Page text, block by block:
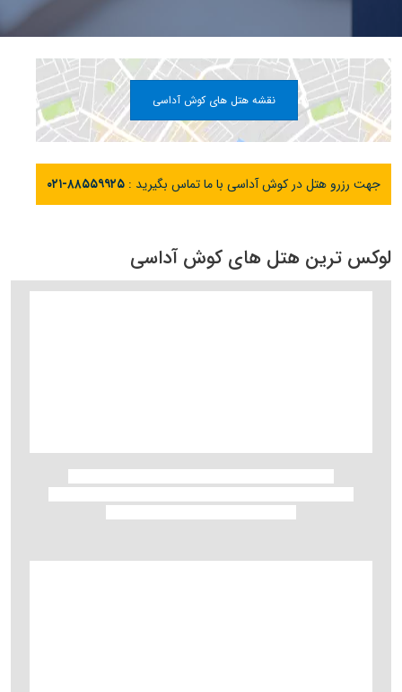
نقشه هتل های کوش آداسی
جهت رزرو هتل در کوش آداسی با ما تماس بگیرید : ۰۲۱-۸۸۵۵۹۹۲۵
لوکس ترین هتل های کوش آداسی